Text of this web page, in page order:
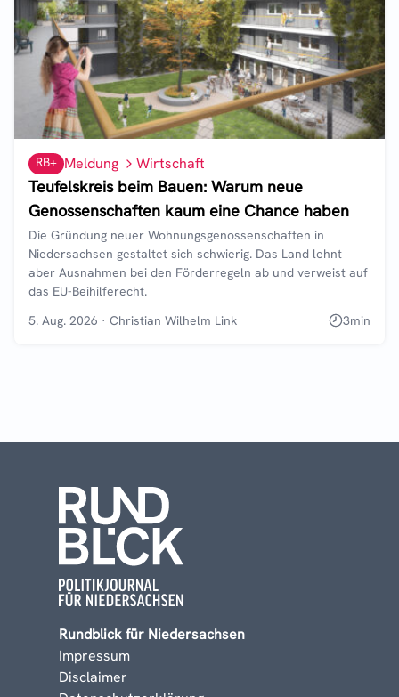
RB+ Meldung Wirtschaft
Teufelskreis beim Bauen: Warum neue
Genossenschaften kaum eine Chance haben
Die Gründung neuer Wohnungsgenossenschaften in
Niedersachsen gestaltet sich schwierig. Das Land lehnt
aber Ausnahmen bei den Förderregeln ab und verweist auf
das EU-Beihilferecht.
5. Aug. 2026 · Christian Wilhelm Link 3min
Rundblick für Niedersachsen
Impressum
Disclaimer